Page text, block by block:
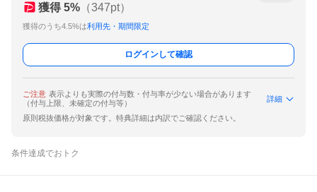
獲得 5% （347pt）
獲得のうち4.5%は利用先・期間限定
ログインして確認
ご注意 表示よりも実際の付与数・付与率が少ない場合があります
（付与上限、未確定の付与等）
詳細
原則税抜価格が対象です。特典詳細は内訳でご確認ください。
条件達成でおトク